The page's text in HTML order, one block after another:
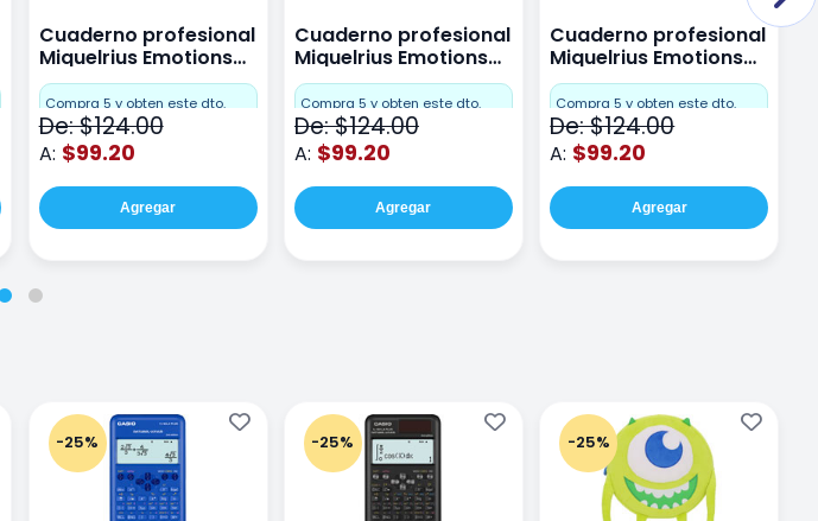
Cuaderno profesional
Miquelrius Emotions
raya 80 hojas Gris
Compra 5 y obten este dto.
De: $124.00
A: $99.20
Agregar
Cuaderno profesional
Miquelrius Emotions
Dots 80 hojas
Compra 5 y obten este dto.
De: $124.00
A: $99.20
Agregar
Cuaderno profesional
Miquelrius Emotions
Dots 80 hojas Lima
Compra 5 y obten este dto.
De: $124.00
A: $99.20
Agregar
-25% -25% -25%